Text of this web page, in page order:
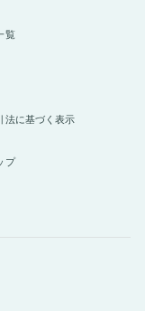
覧
法に基づく表示
プ